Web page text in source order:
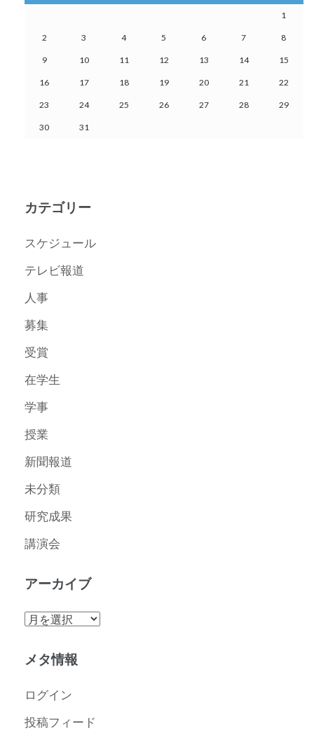
1
2 3 4 5 6 7 8
9 10 11 12 13 14 15
16 17 18 19 20 21 22
23 24 25 26 27 28 29
30 31
カテゴリー
スケジュール
テレビ報道
人事
募集
受賞
在学生
学事
授業
新聞報道
未分類
研究成果
講演会
アーカイブ
ア
カ
ブ
メタ情報
ログイン
投稿フィード